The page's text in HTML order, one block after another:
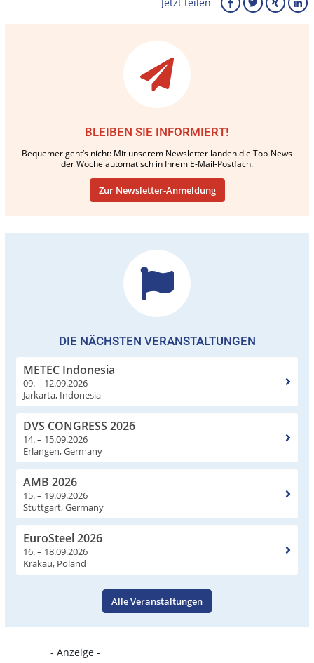
Jetzt teilen
BLEIBEN SIE INFORMIERT!
Bequemer geht’s nicht: Mit unserem Newsletter landen die Top-News
der Woche automatisch in Ihrem E-Mail-Postfach.
Zur Newsletter-Anmeldung
DIE NÄCHSTEN VERANSTALTUNGEN
METEC Indonesia
09. – 12.09.2026
Jarkarta, Indonesia
DVS CONGRESS 2026
14. – 15.09.2026
Erlangen, Germany
AMB 2026
15. – 19.09.2026
Stuttgart, Germany
EuroSteel 2026
16. – 18.09.2026
Krakau, Poland
Alle Veranstaltungen
- Anzeige -